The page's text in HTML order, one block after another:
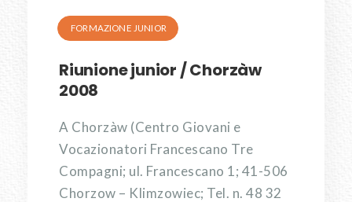
FORMAZIONE JUNIOR
Riunione junior / Chorzàw
2008
A Chorzàw (Centro Giovani e
Vocazionatori Francescano Tre
Compagni; ul. Francescano 1; 41-506
Chorzow – Klimzowiec; Tel. n. 48 32